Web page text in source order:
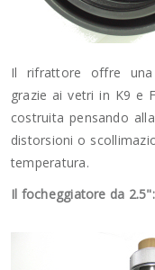
Il rifrattore offre una
grazie ai vetri in K9 e
costruita pensando
distorsioni o
temperatura.
Il focheggiatore da 2.5":